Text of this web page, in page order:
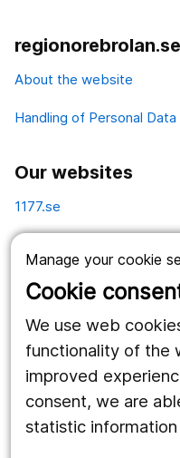
Manage your cookie
Cookie
We use web
functionality of the
improved
consent, we are
statistic
regionorebrolan.se
About the website
Handling of Personal Data
Our websites
1177.se
Vårdgivare
Utveckling
Follow us
Facebook